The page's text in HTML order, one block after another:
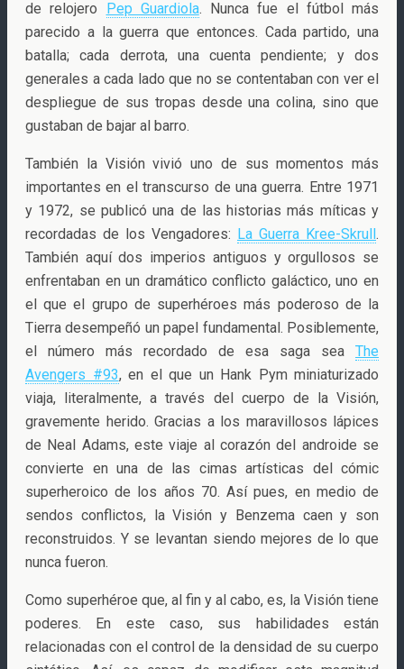
de relojero Pep Guardiola. Nunca fue el fútbol más
parecido a la guerra que entonces. Cada partido, una
batalla; cada derrota, una cuenta pendiente; y dos
generales a cada lado que no se contentaban con ver el
despliegue de sus tropas desde una colina, sino que
gustaban de bajar al barro.
También la Visión vivió uno de sus momentos más
importantes en el transcurso de una guerra. Entre 1971
y 1972, se publicó una de las historias más míticas y
recordadas de los Vengadores: La Guerra Kree-Skrull.
También aquí dos imperios antiguos y orgullosos se
enfrentaban en un dramático conflicto galáctico, uno en
el que el grupo de superhéroes más poderoso de la
Tierra desempeñó un papel fundamental. Posiblemente,
el número más recordado de esa saga sea The
Avengers #93, en el que un Hank Pym miniaturizado
viaja, literalmente, a través del cuerpo de la Visión,
gravemente herido. Gracias a los maravillosos lápices
de Neal Adams, este viaje al corazón del androide se
convierte en una de las cimas artísticas del cómic
superheroico de los años 70. Así pues, en medio de
sendos conflictos, la Visión y Benzema caen y son
reconstruidos. Y se levantan siendo mejores de lo que
nunca fueron.
Como superhéroe que, al fin y al cabo, es, la Visión tiene
poderes. En este caso, sus habilidades están
relacionadas con el control de la densidad de su cuerpo